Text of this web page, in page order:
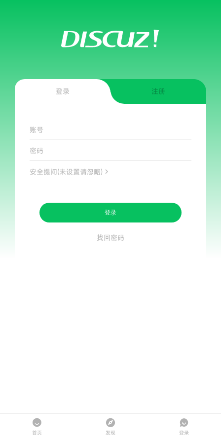
登录 注册
账号
密码
安全提问(未设置请忽略)
登录
找回密码
首页 发现 登录